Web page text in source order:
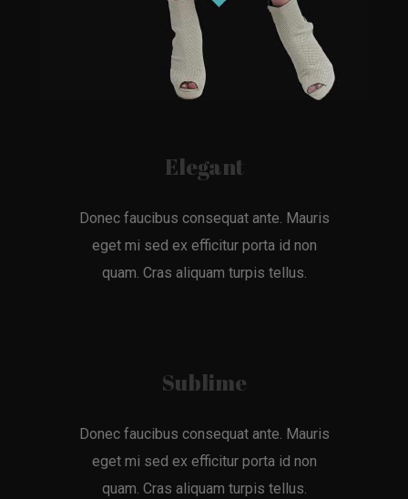
Elegant
Donec faucibus consequat ante. Mauris
eget mi sed ex efficitur porta id non
quam. Cras aliquam turpis tellus.
Sublime
Donec faucibus consequat ante. Mauris
eget mi sed ex efficitur porta id non
quam. Cras aliquam turpis tellus.